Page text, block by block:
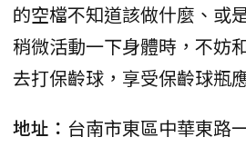
的空檔不知道該做什麼、或
稍微活動一下身體時，不妨
去打保齡球，享受保齡球瓶
地址： 台南市東區中華東路